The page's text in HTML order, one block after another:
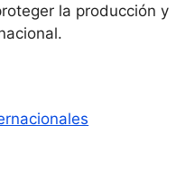
la producción y